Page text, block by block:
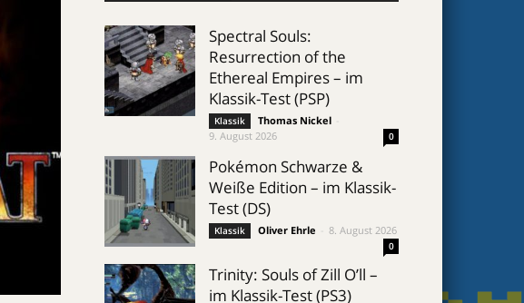
Spectral Souls:
Resurrection of the
Ethereal Empires – im
Klassik-Test (PSP)
Klassik Thomas Nickel
9. August 2026
0
Pokémon Schwarze &
Weiße Edition – im Klassik-
Test (DS)
Klassik Oliver Ehrle 8. August 2026
0
Trinity: Souls of Zill O’ll –
im Klassik-Test (PS3)